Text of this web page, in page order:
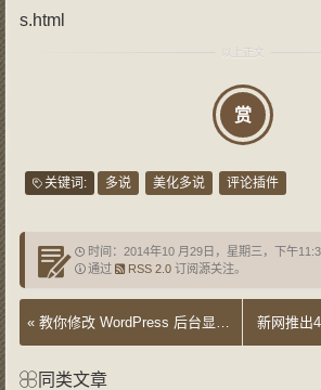
s.html
赏
关键词: 多说 美化多说 评论插件
时间：2014年10 月29日，星期三，下午
通过
RSS 2.0订阅源关注。
« 教你修改 WordPress 后台显示字体
同类文章